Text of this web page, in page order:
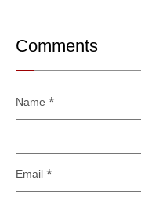
Comments
Name *
Email *